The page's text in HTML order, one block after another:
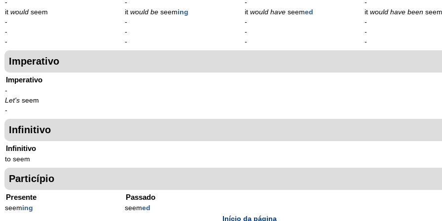
-
it would seem
-
-
-
-
it would beseeming
-
-
-
-
it would haveseemed
-
-
-
-
it would have beenseem
-
-
-
Imperativo
Imperativo
-
Let's seem
-
Infinitivo
Infinitivo
to seem
Particípio
Presente
seeming
Passado
seemed
Início da página